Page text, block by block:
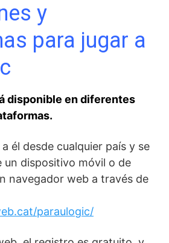
y
para jugar a
disponible en diferentes
él desde cualquier país y se
un dispositivo móvil o de
navegador web a través de
paraulogic/